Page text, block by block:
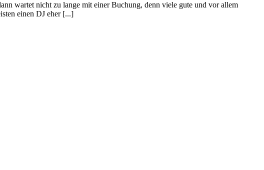
wartet nicht zu lange mit einer Buchung, denn viele gute und vor allem
einen DJ eher [...]